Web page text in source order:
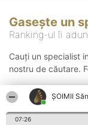
ŞOIMII
07:26
Gasește un
Ranking-ul îi
Cauți un specialist
nostru de căutare.